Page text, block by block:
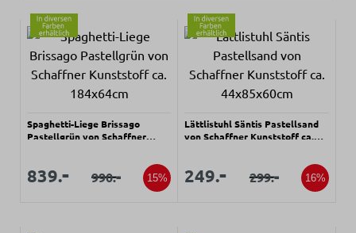
Spaghetti-Liege Brissago
Pastellgrün von Schaffner
Verkaufspreis:
Verkaufspreis:
839.- Regulärer Preis:
990.- 15%
Lättlistuhl Säntis Pastellsand
von Schaffner Kunststoff ca.
Verkaufspreis:
Verkaufspreis:
249.- Regulärer Preis:
299.- 16%